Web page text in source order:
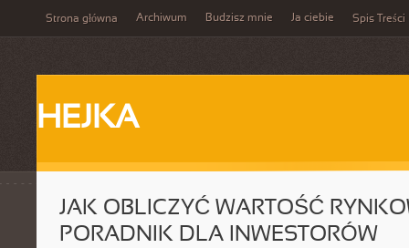
Strona główna Archiwum Budzisz mnie Ja ciebie Spis Treści
HEJKA
JAK OBLICZYĆ WARTOŚĆ
PORADNIK DLA INWESTORÓW